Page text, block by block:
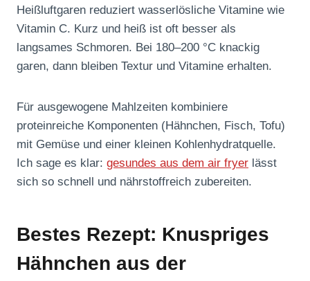
Heißluftgaren reduziert wasserlösliche Vitamine wie
Vitamin C. Kurz und heiß ist oft besser als
langsames Schmoren. Bei 180–200 °C knackig
garen, dann bleiben Textur und Vitamine erhalten.
Für ausgewogene Mahlzeiten kombiniere
proteinreiche Komponenten (Hähnchen, Fisch, Tofu)
mit Gemüse und einer kleinen Kohlenhydratquelle.
Ich sage es klar: gesundes aus dem air fryer lässt
sich so schnell und nährstoffreich zubereiten.
Bestes Rezept: Knuspriges
Hähnchen aus der